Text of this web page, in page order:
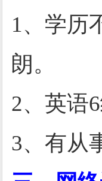
1、学历
朗。
2、英语
3、有从